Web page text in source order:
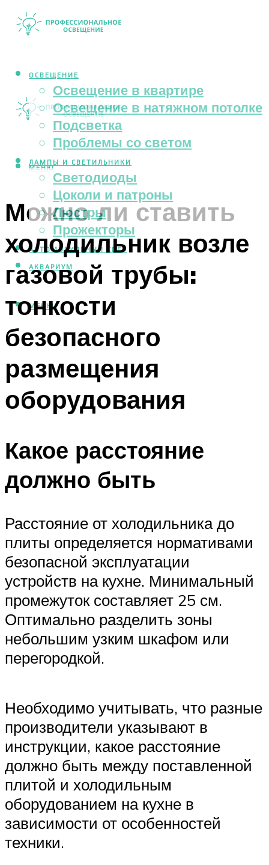
ОСВЕЩЕНИЕ
Освещение в квартире
Освещение в натяжном потолке
Подсветка
Проблемы со светом
ЛАМПЫ И СВЕТИЛЬНИКИ
Светодиоды
Цоколи и патроны
Люстры
Прожекторы
АВТОМОБИЛЬНЫЙ СВЕТ
АКВАРИУМ
МЕНЮ
МЕНЮ
Можно ли ставить
холодильник возле
газовой трубы:
тонкости
безопасного
размещения
оборудования
Какое расстояние
должно быть
Расстояние от холодильника до
плиты определяется нормативами
безопасной эксплуатации
устройств на кухне. Минимальный
промежуток составляет 25 см.
Оптимально разделить зоны
небольшим узким шкафом или
перегородкой.
Необходимо учитывать, что разные
производители указывают в
инструкции, какое расстояние
должно быть между поставленной
плитой и холодильным
оборудованием на кухне в
зависимости от особенностей
техники.